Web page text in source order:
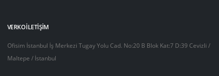
VERKO İLETIŞIM
Ofisim İstanbul İş Merkezi Tugay Yolu Cad. No:20 B Blok Kat:7 D:39 Cevizli /
Maltepe / İstanbul